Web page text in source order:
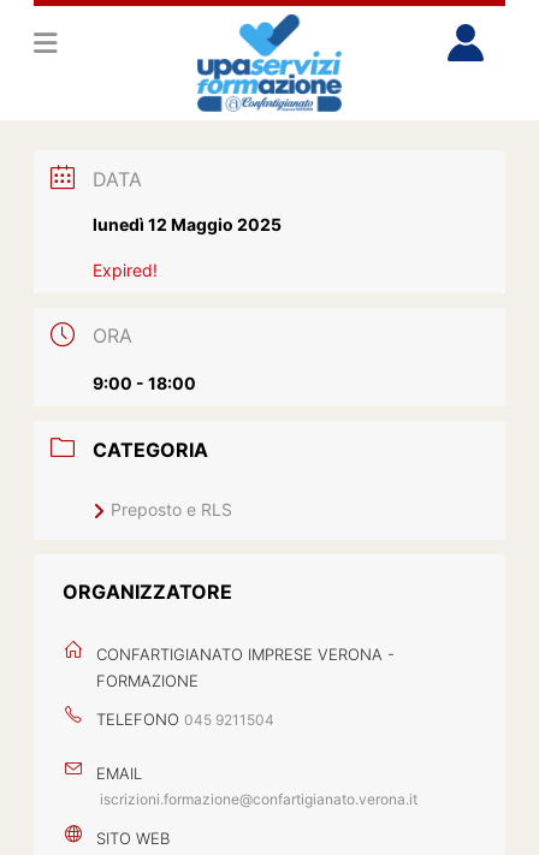
DATA
lunedì 12 Maggio 2025
Expired!
ORA
9:00 - 18:00
CATEGORIA
Preposto e RLS
ORGANIZZATORE
CONFARTIGIANATO IMPRESE VERONA -
FORMAZIONE
TELEFONO 045 9211504
EMAIL
iscrizioni.formazione@confartigianato.verona.it
SITO WEB